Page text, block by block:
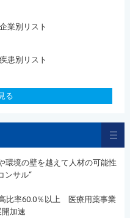
業別リスト
患別リスト
る
境の壁を越えて人材の可能性
ンサル“
比率60.0％以上 医療用薬事業
加速